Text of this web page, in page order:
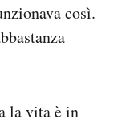
così.
la vita è in